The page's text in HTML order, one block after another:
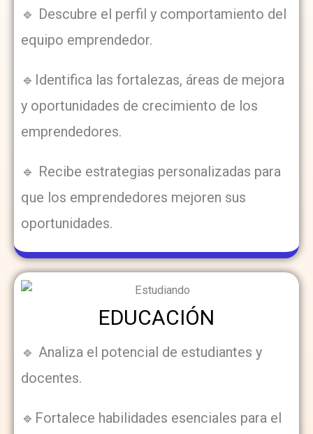
🔹 Descubre el perfil y comportamiento del
equipo emprendedor.
🔹Identifica las fortalezas, áreas de mejora
y oportunidades de crecimiento de los
emprendedores.
🔹 Recibe estrategias personalizadas para
que los emprendedores mejoren sus
oportunidades.
EDUCACIÓN
🔹 Analiza el potencial de estudiantes y
docentes.
🔹Fortalece habilidades esenciales para el